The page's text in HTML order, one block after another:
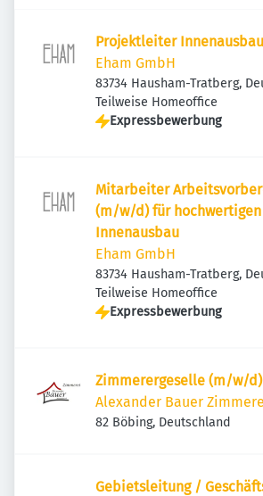
Projektleiter
Eham GmbH
83734 Hausham-Tratberg,
Teilweise Homeoffice
Expressbewerbung
Mitarbeiter
(m/w/d) für hochwertigen
Innenausbau
Eham GmbH
83734 Hausham-Tratberg,
Teilweise Homeoffice
Expressbewerbung
Zimmerergeselle (m/w/d)
Alexander Bauer
82 Böbing, Deutschland
Gebietsleitung /